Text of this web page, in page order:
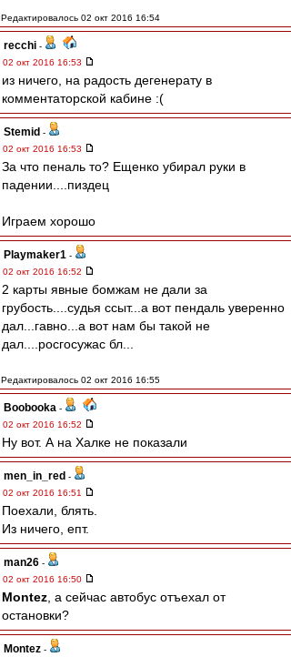
Редактировалось 02 окт 2016 16:54
recchi -
02 окт 2016 16:53
из ничего, на радость дегенерату в
комментаторской кабине :(
Stemid -
02 окт 2016 16:53
За что пеналь то? Ещенко убирал руки в
падении....пиздец
Играем хорошо
Playmaker1 -
02 окт 2016 16:52
2 карты явные бомжам не дали за
грубость....судья ссыт...а вот пендаль уверенно
дал...гавно...а вот нам бы такой не
дал....росгосужас бл...
Редактировалось 02 окт 2016 16:55
Boobooka -
02 окт 2016 16:52
Ну вот. А на Халке не показали
men_in_red -
02 окт 2016 16:51
Поехали, блять.
Из ничего, епт.
man26 -
02 окт 2016 16:50
Montez , а сейчас автобус отъехал от
остановки?
Montez -